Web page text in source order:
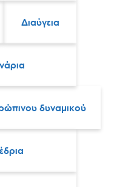
Διαύγεια
δυναμικού